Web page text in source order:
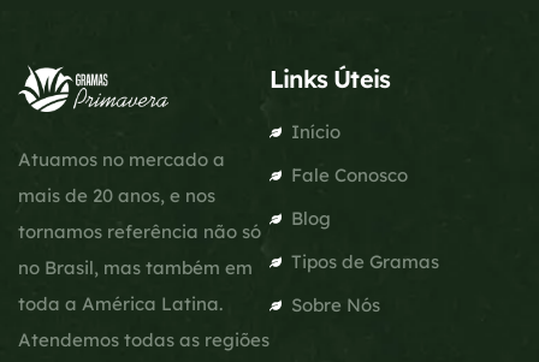
Atuamos no mercado a
mais de 20 anos, e nos
tornamos referência não só
no Brasil, mas também em
toda a América Latina.
Atendemos todas as regiões
Links Úteis
Início
Fale Conosco
Blog
Tipos de Gramas
Sobre Nós